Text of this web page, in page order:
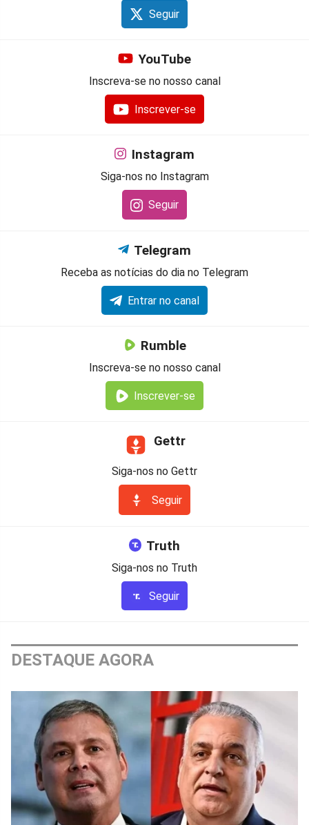
Seguir
YouTube
Inscreva-se no nosso canal
Inscrever-se
Instagram
Siga-nos no Instagram
Seguir
Telegram
Receba as notícias do dia no Telegram
Entrar no canal
Rumble
Inscreva-se no nosso canal
Inscrever-se
Gettr
Siga-nos no Gettr
Seguir
Truth
Siga-nos no Truth
Seguir
DESTAQUE AGORA